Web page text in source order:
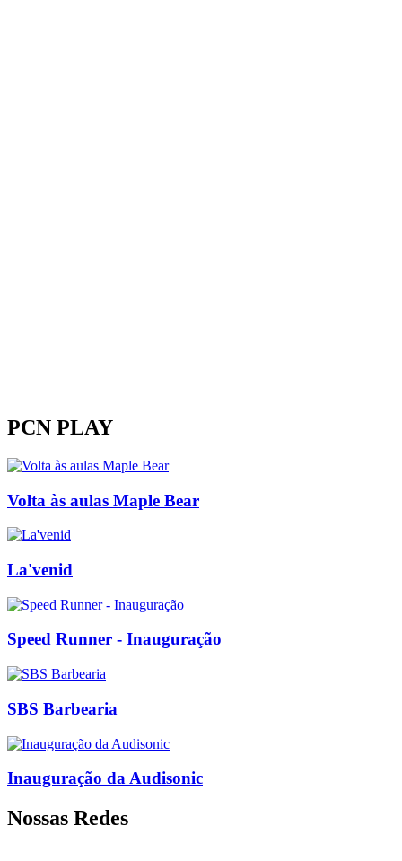
PCN PLAY
Volta às aulas Maple Bear
La'venid
Speed Runner - Inauguração
SBS Barbearia
Inauguração da Audisonic
Nossas Redes